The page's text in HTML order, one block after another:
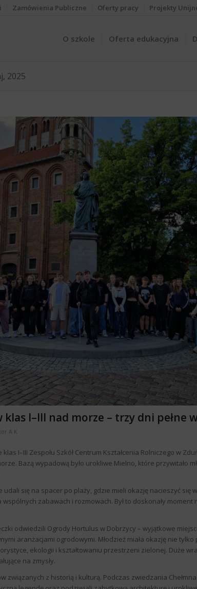
Zamówienia Publiczne Oferty pracy Projekty
O szkole Oferta edukacyjna
2025
klas I–III nad morze – trzy dni pełne
A K
I–III Zespołu Szkół Centrum Kształcenia Rolniczego w
Bazą wypadową było urokliwe Mielno, które przywitało
się na spacer po plaży, gdzie mieli okazję nacieszyć się
zabawach i rozmowach. Był to doskonały
odwiedzili Ogrody Hortulus w Dobrzycy – wyjątkowe
aranżacjami ogrodowymi. Młodzież miała okazję nie
ekologii i kształtowaniu przestrzeni zielonej. Duże
na zmysły.
związanych z historią i kulturą. Podczas zwiedzania